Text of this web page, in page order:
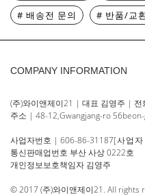
# 배송전 문의
# 반품/교
COMPANY INFORMATION
(주)와이앤제이21 | 대표 김영주 |
주소 | 48-12,Gwangjang-ro
사업자번호 | 606-86-31187[사업
통신판매업번호 부산 사상 0222호
개인정보보호책임자 김영주
© 2017 (주)와이앤제이21. All rights